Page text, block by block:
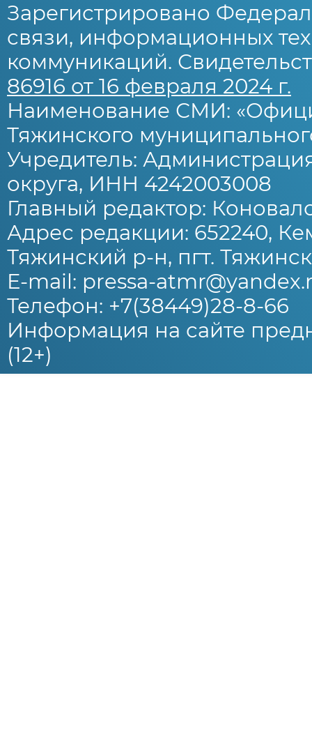
Зарегистрировано
связи, информационных
коммуникаций.
86916 от 16 февраля 2024 г.
Наименование СМИ:
Тяжинского
Учредитель:
округа, ИНН 4242003008
Главный редактор:
Адрес редакции: 652240,
Тяжинский р-н, пгт.
E-mail: pressa-
Телефон: +7(38449)28-8-66
Информация на сайте
(12+)